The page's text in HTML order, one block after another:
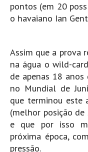
Seixal HD
BALI / INDONÉSIA
Bali - Keramas HD
Bali - Uluwatu HD
Ver Todas
Entrevistas
Nacionais
Internacionais
Exclusivas
pontos (em 20
o havaiano Ian
Assim que a prova
na água o wild-
de apenas 18
no Mundial de
que terminou este
(melhor posição
e que por isso
próxima época,
pressão.